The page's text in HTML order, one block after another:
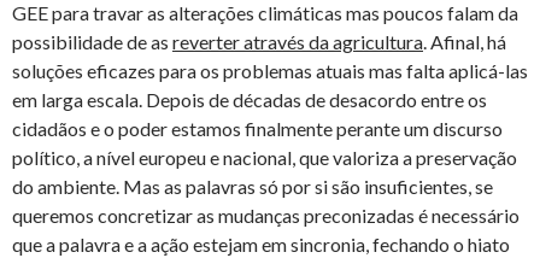
GEE para travar as alterações climáticas mas poucos falam da
possibilidade de as reverter através da agricultura. Afinal, há
soluções eficazes para os problemas atuais mas falta aplicá-las
em larga escala. Depois de décadas de desacordo entre os
cidadãos e o poder estamos finalmente perante um discurso
político, a nível europeu e nacional, que valoriza a preservação
do ambiente. Mas as palavras só por si são insuficientes, se
queremos concretizar as mudanças preconizadas é necessário
que a palavra e a ação estejam em sincronia, fechando o hiato